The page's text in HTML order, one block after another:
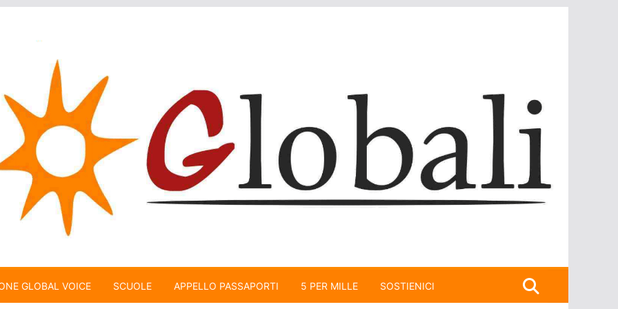
GLOBAL VOICE SCUOLE APPELLO PASSAPORTI 5 PER MILLE SOSTIENICI